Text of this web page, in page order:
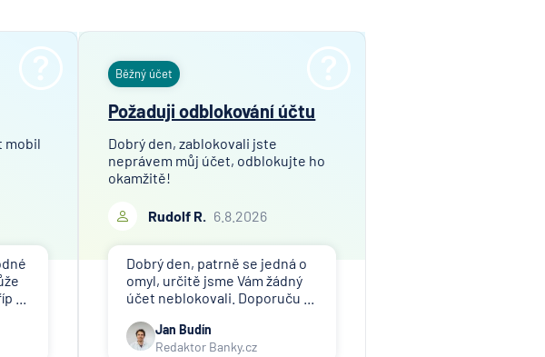
mobil
...
Běžný účet
Požaduji odblokování účtu
Dobrý den, zablokovali jste
neprávem můj účet, odblokujte ho
okamžitě!
Rudolf R. 6.8.2026
Dobrý den, patrně se jedná o
omyl, určitě jsme Vám žádný
účet neblokovali. Doporuču ...
Jan Budín
Redaktor Banky.cz